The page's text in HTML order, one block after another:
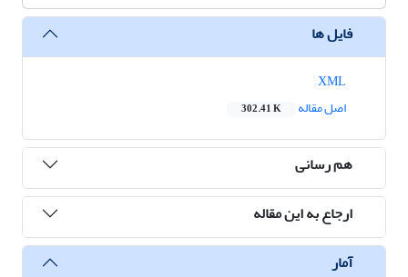
فایل ها
اصل مقاله
302.41 K
هم رسانی
ارجاع به این مقاله
آمار